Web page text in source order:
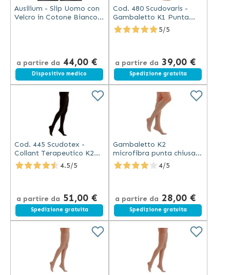
Ausilium - Slip Uomo con
Velcro in Cotone Bianco
a partire da 44,00 €
Dispositivo medico
Cod. 480 Scudovaris -
Gambaletto K1 Punta
Aperta Unisex 18-21
mmHg - Naturale
5/5
a partire da 39,00 €
Spedizione gratuita
Cod. 445 Scudotex -
Collant Terapeutico K2
Microfibra Punta Chiusa
Nero
4.5/5
a partire da 51,00 €
Spedizione gratuita
Gambaletto K2
microfibra punta chiusa -
Scudotex - mm Hg 23-32
- beige (codice 443)
4/5
a partire da 28,00 €
Spedizione gratuita